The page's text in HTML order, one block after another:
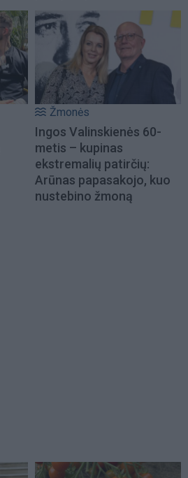
Žmonės
Ingos Valinskienės 60-
metis – kupinas
ekstremalių patirčių:
Arūnas papasakojo, kuo
nustebino žmoną